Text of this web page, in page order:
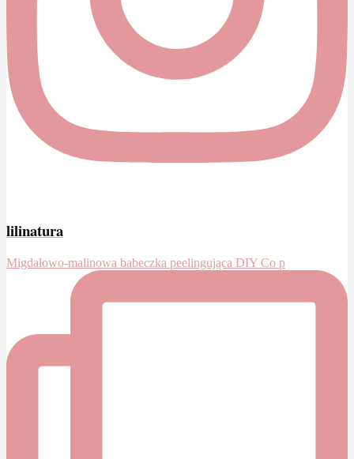
lilinatura
Migdałowo-malinowa babeczka peelingująca DIY Co p